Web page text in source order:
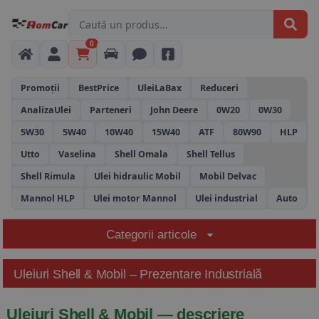
0
Promoții BestPrice UleiLaBax
Reduceri
AnalizaUlei
Parteneri John Deere 0W20
0W30
5W30
5W40 10W40 15W40 ATF 80W90
HLP
Utto
Vaselina Shell Omala
Shell Tellus
Shell Rimula
Ulei hidraulic Mobil
Mobil Delvac
Mannol HLP
Ulei motor Mannol Ulei industrial Auto
Categorii articole
Uleiuri Shell & Mobil – Prezentare Industrială
Uleiuri Shell & Mobil — descriere